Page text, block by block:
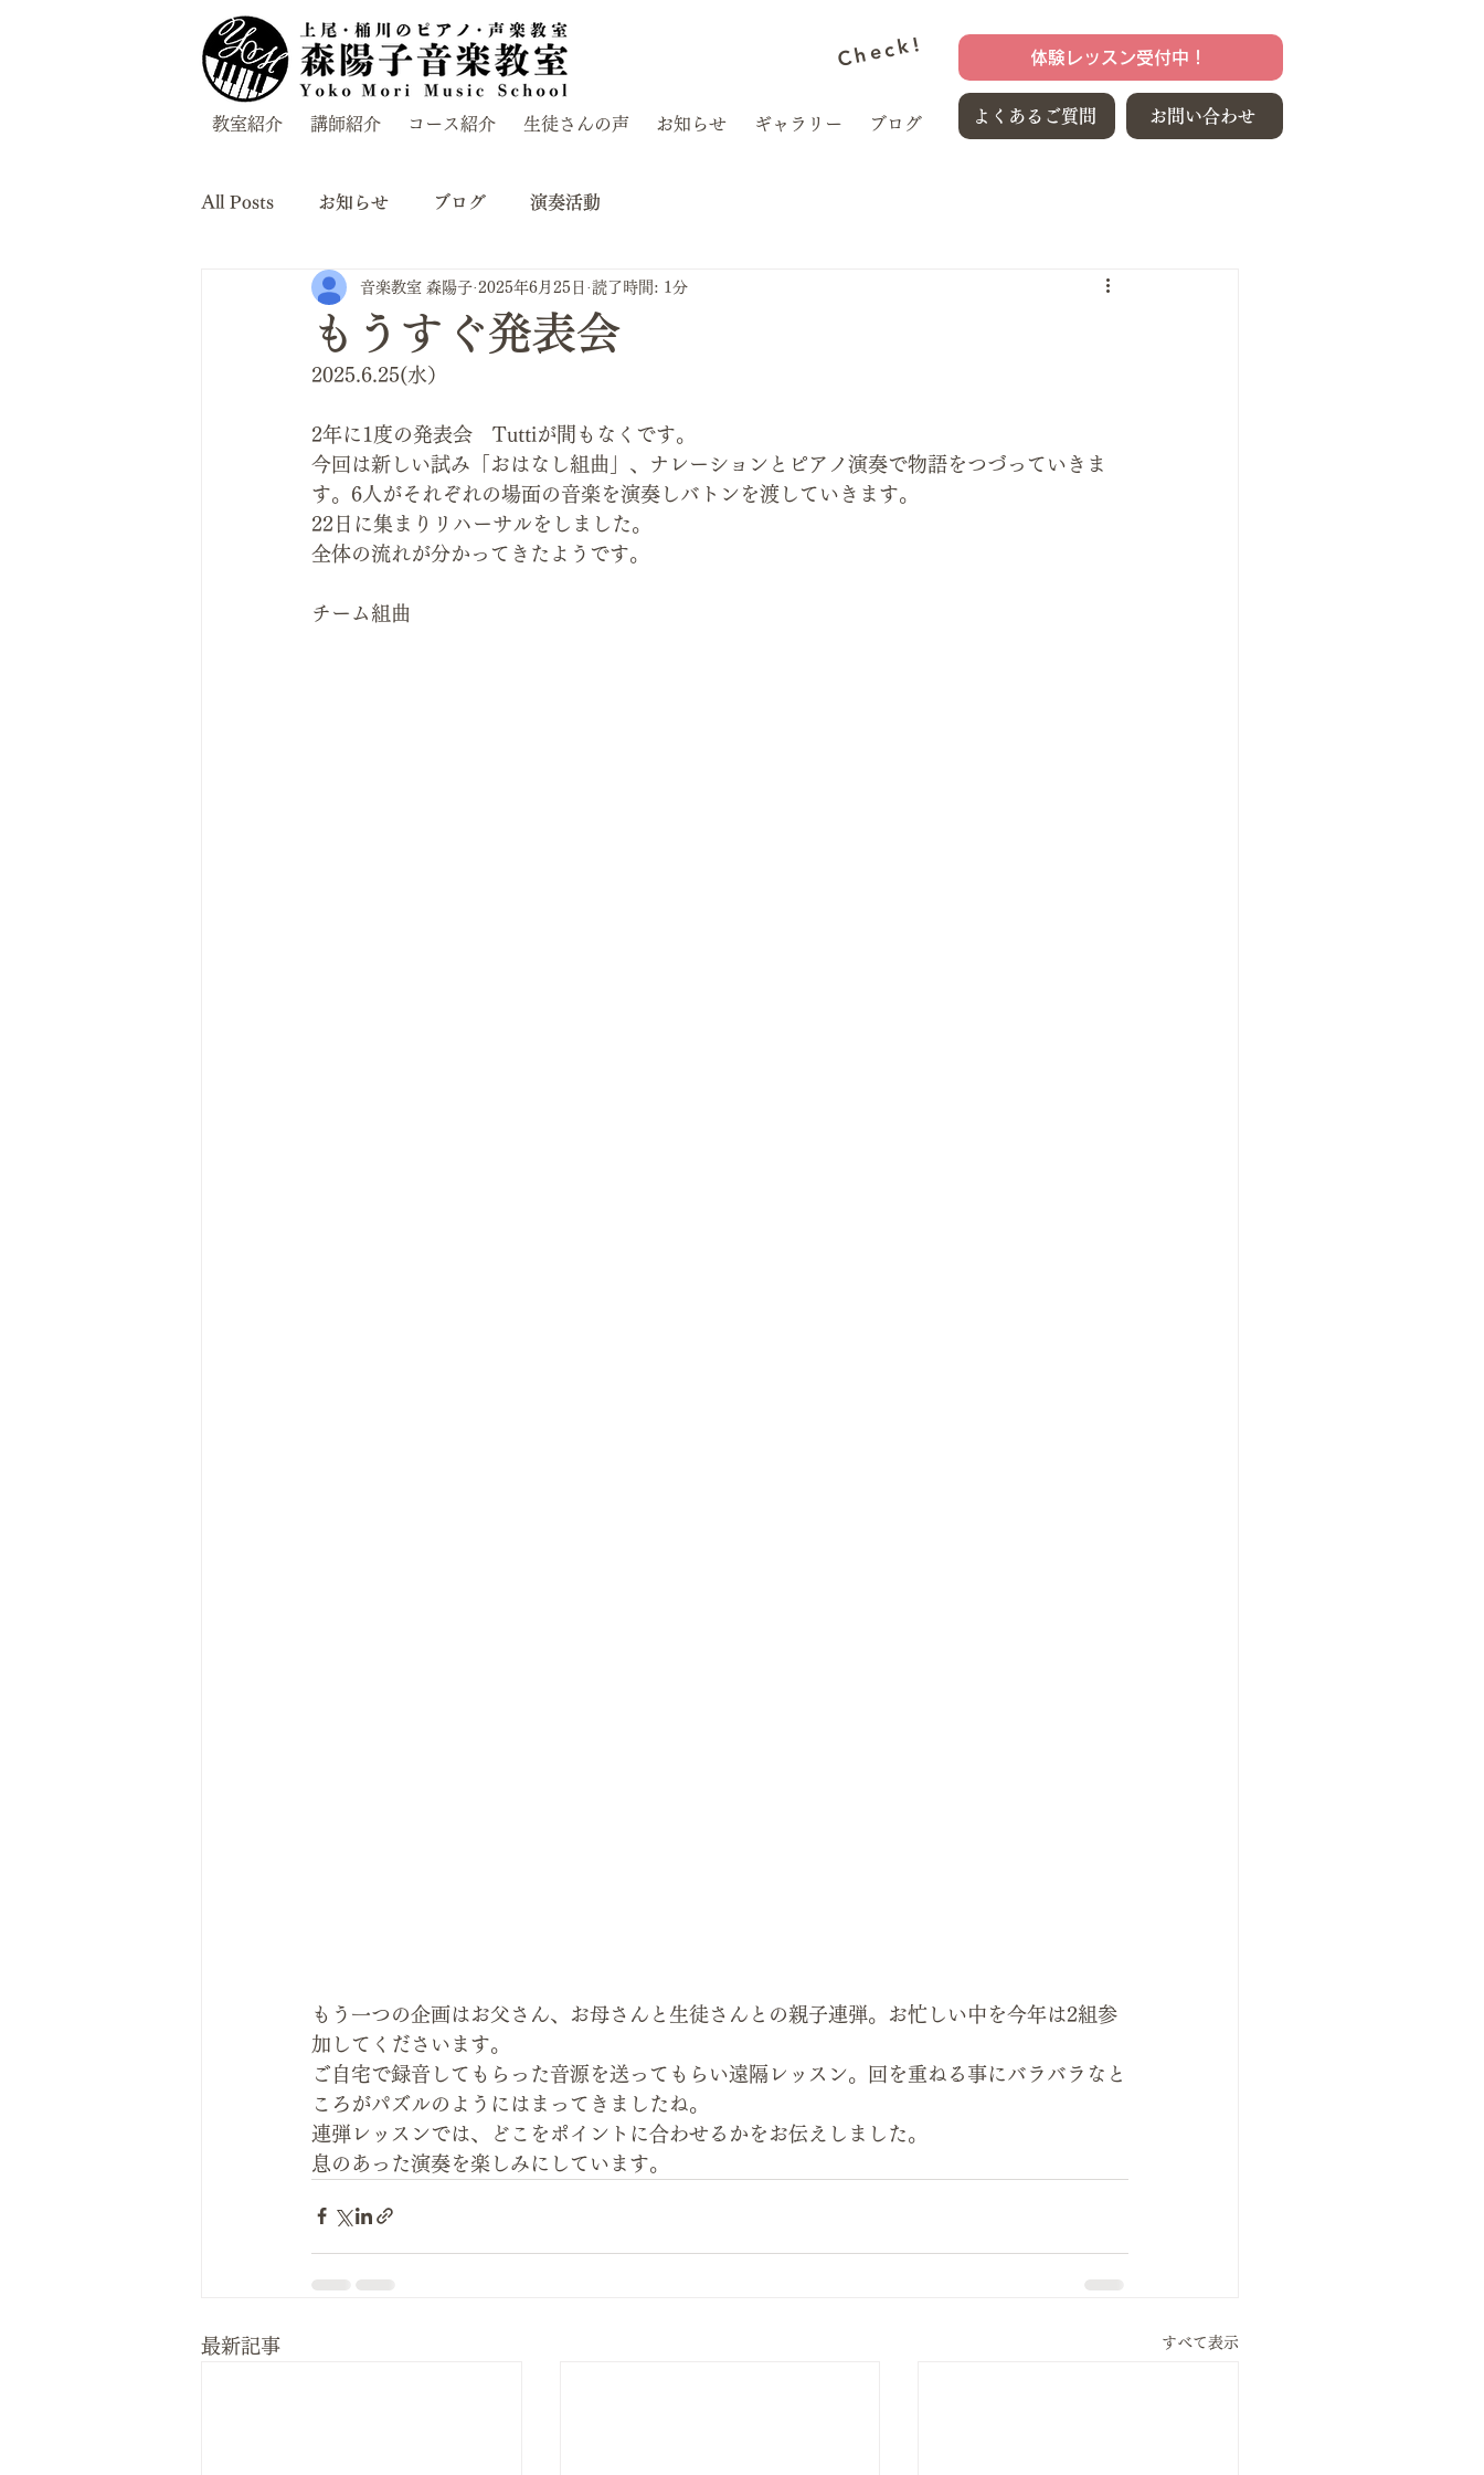
教室紹介 講師紹介 コース紹介 生徒さんの声 お知らせ ギャラリー ブログ
Check! 体験レッスン受付中！
よくあるご質問 お問い合わせ
All Posts お知らせ ブログ 演奏活動
もうすぐ発表会
音楽教室 森陽子 2025年6月25日 読了時間: 1分
2025.6.25(水）
2年に1度の発表会　Tuttiが間もなくです。
今回は新しい試み「おはなし組曲」、ナレーションとピアノ演奏で物語をつづっていきま
す。6人がそれぞれの場面の音楽を演奏しバトンを渡していきます。
22日に集まりリハーサルをしました。
全体の流れが分かってきたようです。
チーム組曲
もう一つの企画はお父さん、お母さんと生徒さんとの親子連弾。お忙しい中を今年は2組参
加してくださいます。
ご自宅で録音してもらった音源を送ってもらい遠隔レッスン。回を重ねる事にバラバラなと
ころがパズルのようにはまってきましたね。
連弾レッスンでは、どこをポイントに合わせるかをお伝えしました。
息のあった演奏を楽しみにしています。
最新記事 すべて表示